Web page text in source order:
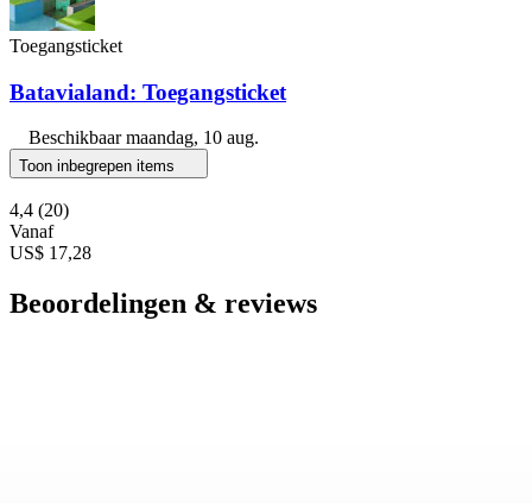
Toegangsticket
Batavialand: Toegangsticket
Beschikbaarmaandag, 10 aug.
Toon inbegrepen items
4,4 (20)
Vanaf
US$ 17,28
Beoordelingen & reviews